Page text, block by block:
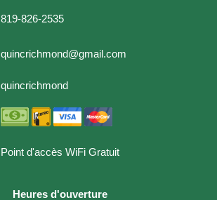
819-826-2535
quincrichmond@gmail.com
quincrichmond
Point d'accès WiFi Gratuit
Heures d'ouverture